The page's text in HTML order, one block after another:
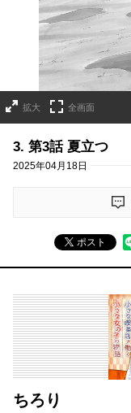
拡大 全画面
3. 第3話 夏立つ
2025年04月18日
ポスト
ちろり